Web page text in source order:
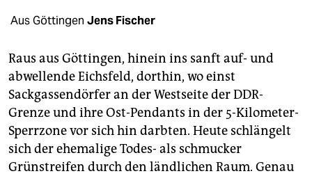
fragen & hilfe
abo
genossenschaft
epaper login
Aus Göttingen Jens Fischer
Raus aus Göttingen, hinein ins sanft auf- und
abwellende Eichsfeld, dorthin, wo einst
Sackgassendörfer an der Westseite der DDR-
Grenze und ihre Ost-Pendants in der 5-Kilometer-
Sperrzone vor sich hin darbten. Heute schlängelt
sich der ehemalige Todes- als schmucker
Grünstreifen durch den ländlichen Raum. Genau